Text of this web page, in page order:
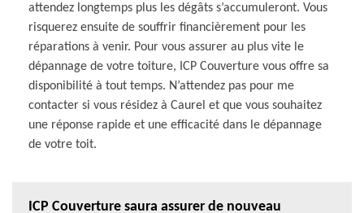
attendez longtemps plus les dégâts s’accumuleront. Vous
risquerez ensuite de souffrir financièrement pour les
réparations à venir. Pour vous assurer au plus vite le
dépannage de votre toiture, ICP Couverture vous offre sa
disponibilité à tout temps. N’attendez pas pour me
contacter si vous résidez à Caurel et que vous souhaitez
une réponse rapide et une efficacité dans le dépannage
de votre toit.
ICP Couverture saura assurer de nouveau